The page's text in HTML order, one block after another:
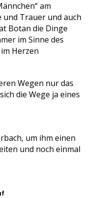
am
und Trauer und auch
Botan die Dinge
im Sinne des
Herzen
Wegen nur das
die Wege ja eines
um ihm einen
und noch einmal